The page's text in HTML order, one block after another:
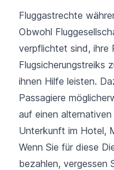
Fluggastrechte
Obwohl
verpflichtet sind, ihre
Flugsicherungstreiks
ihnen Hilfe leisten.
Passagiere
auf einen
Unterkunft im Hotel,
Wenn Sie für diese
bezahlen, vergessen